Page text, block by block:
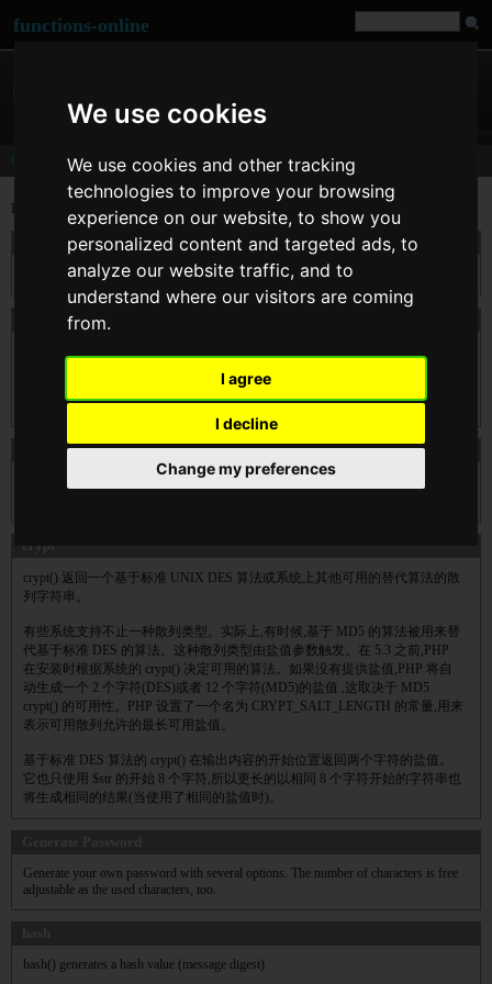
We use cookies
We use cookies and other tracking
technologies to improve your browsing
experience on our website, to show you
personalized content and targeted ads, to
analyze our website traffic, and to
understand where our visitors are coming
from.
I agree
I decline
Change my preferences
functions-online
Cryptography
Execute and test PHP functions with a cryptographic background.
convert_uudecode
convert_uudecode() 解码一个 uuencode 编码的字符串。
convert_uuencode
uuencode 算法会将所有(含二进制)字符串转化为可输出的字符, 并且可以被安
全的应用于网络传输。使用 uuencode 编码后的数据 将会比源数据大35%左右
生成 $str 的 32 位循环冗余校验码多项式。这通常用于检查传输的数据是否
crypt
crypt() 返回一个基于标准 UNIX DES 算法或系统上其他可用的替代算法的散
列字符串。
有些系统支持不止一种散列类型。实际上,有时候,基于 MD5 的算法被用来替
代基于标准 DES 的算法。这种散列类型由盐值参数触发。在 5.3 之前,PHP
在安装时根据系统的 crypt() 决定可用的算法。如果没有提供盐值,PHP 将自
动生成一个 2 个字符(DES)或者 12 个字符(MD5)的盐值 ,这取决于 MD5
crypt() 的可用性。PHP 设置了一个名为 CRYPT_SALT_LENGTH 的常量,用来
表示可用散列允许的最长可用盐值。
基于标准 DES 算法的 crypt() 在输出内容的开始位置返回两个字符的盐值。
它也只使用 $str 的开始 8 个字符,所以更长的以相同 8 个字符开始的字符串也
将生成相同的结果(当使用了相同的盐值时)。
Generate your own password with several options. The number of characters is free
adjustable as the used characters, too.
hash() generates a hash value (message digest)